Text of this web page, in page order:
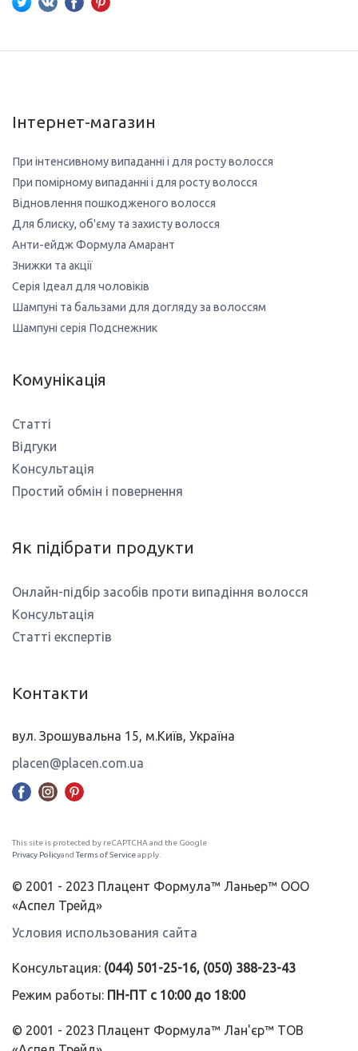
Інтернет-магазин
При інтенсивному випаданні і для росту волосся
При помірному випаданні і для росту волосся
Відновлення пошкодженого волосся
Для блиску, об'єму та захисту волосся
Анти-ейдж Формула Амарант
Знижки та акції
Серія Ідеал для чоловіків
Шампуні та бальзами для догляду за волоссям
Шампуні серія Подснежник
Комунікація
Статті
Відгуки
Консультація
Простий обмін і повернення
Як підібрати продукти
Онлайн-підбір засобів проти випадіння волосся
Консультація
Статті експертів
Контакти
вул. Зрошувальна 15, м.Київ, Україна
placen@placen.com.ua
This site is protected by reCAPTCHA and the Google
Privacy Policyand Terms of Serviceapply.
© 2001 - 2023 Плацент Формула™ Ланьер™ ООО
«Аспел Трейд»
Условия использования сайта
Консультация: (044) 501-25-16, (050) 388-23-43
Режим работы: ПН-ПТ с 10:00 до 18:00
© 2001 - 2023 Плацент Формула™ Лан'єр™ ТОВ